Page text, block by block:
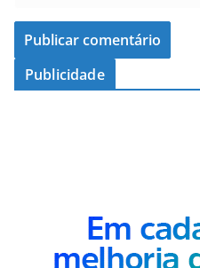
Publicidade